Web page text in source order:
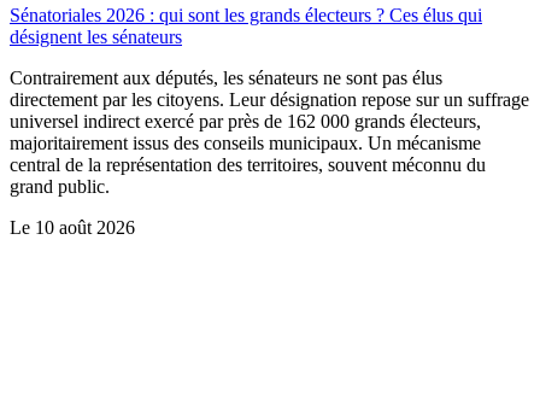
Sénatoriales 2026 : qui sont les grands électeurs ? Ces élus qui
désignent les sénateurs
Contrairement aux députés, les sénateurs ne sont pas élus
directement par les citoyens. Leur désignation repose sur un suffrage
universel indirect exercé par près de 162 000 grands électeurs,
majoritairement issus des conseils municipaux. Un mécanisme
central de la représentation des territoires, souvent méconnu du
grand public.
Le 10 août 2026